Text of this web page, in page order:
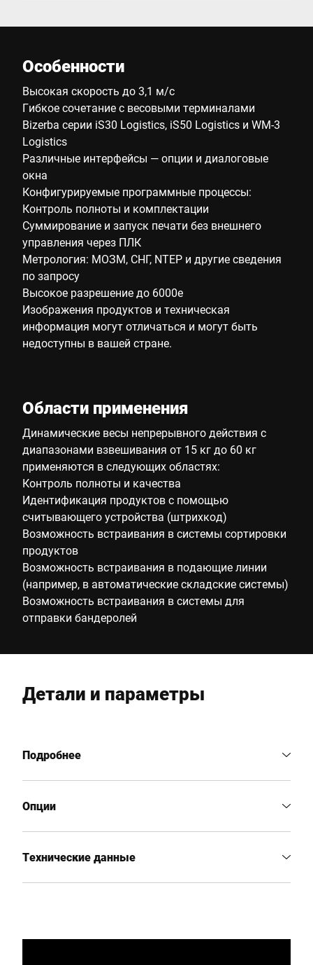
Особенности
Высокая скорость до 3,1 м/с
Гибкое сочетание с весовыми терминалами
Bizerba серии iS30 Logistics, iS50 Logistics и WM-3
Logistics
Различные интерфейсы ― опции и диалоговые
окна
Конфигурируемые программные процессы:
Контроль полноты и комплектации
Суммирование и запуск печати без внешнего
управления через ПЛК
Метрология: МОЗМ, СНГ, NTEP и другие сведения
по запросу
Высокое разрешение до 6000e
Изображения продуктов и техническая
информация могут отличаться и могут быть
недоступны в вашей стране.
Области применения
Динамические весы непрерывного действия с
диапазонами взвешивания от 15 кг до 60 кг
применяются в следующих областях:
Контроль полноты и качества
Идентификация продуктов с помощью
считывающего устройства (штрихкод)
Возможность встраивания в системы сортировки
продуктов
Возможность встраивания в подающие линии
(например, в автоматические складские системы)
Возможность встраивания в системы для
отправки бандеролей
Детали и параметры
Подробнее
Опции
Технические данные